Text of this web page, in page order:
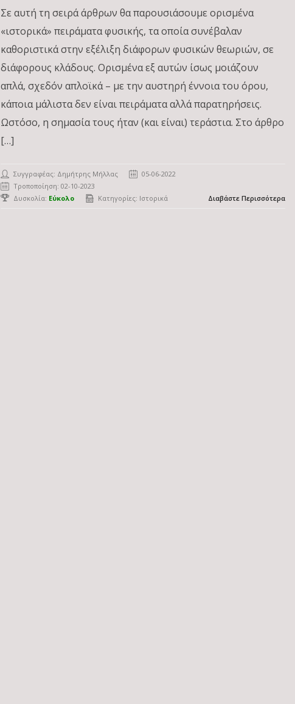
Σε αυτή τη σειρά άρθρων θα παρουσιάσουμε ορισμένα
«ιστορικά» πειράματα φυσικής, τα οποία συνέβαλαν
καθοριστικά στην εξέλιξη διάφορων φυσικών θεωριών, σε
διάφορους κλάδους. Ορισμένα εξ αυτών ίσως μοιάζουν
απλά, σχεδόν απλοϊκά – με την αυστηρή έννοια του όρου,
κάποια μάλιστα δεν είναι πειράματα αλλά παρατηρήσεις.
Ωστόσο, η σημασία τους ήταν (και είναι) τεράστια. Στο άρθρο
[…]
Συγγραφέας: Δημήτρης Μήλλας
05-06-2022
Τροποποίηση: 02-10-2023
Δυσκολία: Εύκολο Κατηγορίες: Ιστορικά Διαβάστε Περισσότερα